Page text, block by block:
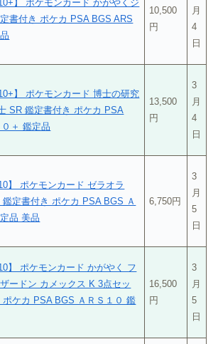
】 ポケモンカード かがやくジ
書付き ポケカ PSA BGS ARS
10,500
円
月
4
日
】 ポケモンカード 博士の研究
SR 鑑定書付き ポケカ PSA
＋ 鑑定品
13,500
円
3
月
4
日
】 ポケモンカード ゼラオラ
定書付き ポケカ PSA BGS Ａ
品 美品
6,750円
3
月
5
日
】 ポケモンカード かがやく フ
ードン カメックス K 3点セッ
ポケカ PSA BGS ＡＲＳ１０ 鑑
16,500
円
3
月
5
日